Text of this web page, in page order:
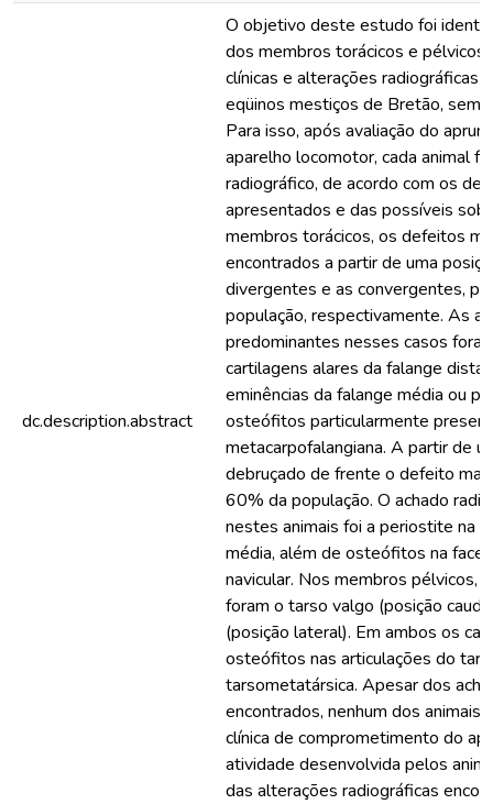
dc.description.abstract
O objetivo deste estudo foi
dos membros torácicos e
clínicas e alterações radiográficas
eqüinos mestiços de Bretão, sem
Para isso, após avaliação do
aparelho locomotor, cada animal
radiográfico, de acordo com os
apresentados e das possíveis
membros torácicos, os defeitos
encontrados a partir de uma
divergentes e as convergentes,
população, respectivamente. As
predominantes nesses casos
cartilagens alares da falange
eminências da falange média ou
osteófitos particularmente
metacarpofalangiana. A partir de
debruçado de frente o defeito
60% da população. O achado
nestes animais foi a periostite na
média, além de osteófitos na face
navicular. Nos membros pélvicos,
foram o tarso valgo (posição
(posição lateral). Em ambos os
osteófitos nas articulações do
tarsometatársica. Apesar dos
encontrados, nenhum dos
clínica de comprometimento do
atividade desenvolvida pelos
das alterações radiográficas